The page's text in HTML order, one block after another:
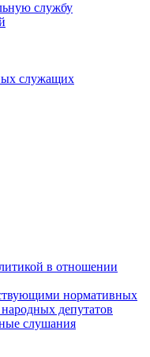
службу
служащих
в отношении
нормативных
депутатов
слушания